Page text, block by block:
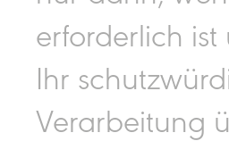
erforderlich
Ihr
Verarbeitung